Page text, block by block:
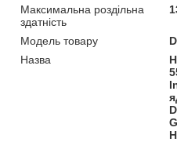
Максимальна роздільна
здатність
Модель товару
Назва